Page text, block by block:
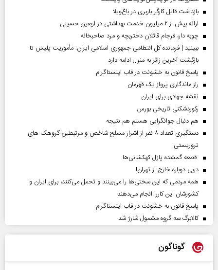
بازداشت قاتل کارگر باربری در باغ‌ویلا
ارائه بیش از ۲ میلیون خدمت بهداشتی در اربعین حسینی
چوبه دار، فرجام قاتلان دختربچه و مرد صاحبخانه
ببینید | فرمانده کل انتظامی جمهوری اسلامی ایران­: مأموریت پلیس تا
بازگشت آخرین زائر به منزل ادامه دارد
پاسخ قانون به خشونت در قاب اینستاگرام
راز ماندگاری پرواز یک قهرمان
نقشه جهادی برای ایران
رکوردشکنی تاریخی بورس
هم دنبال جوانگرایی هستم هم نتیجه
دستگیری تعداد ۸ نفر از اشرار مسلح شاخص و مرتبطین گروهک های
تروریستی
قطعه گمشده پازل کهکشانی‌ها
دربی دوباره خارج از تهران!
همه مردمی که این سختی‌ها را می‌بینند و تحمل می‌کنند، برای ایران و
کشورشان این کاررا انجام می‌دهند
پاسخ قانون به خشونت در قاب اینستاگرام
کالابرگ سه گروه مشمول شارژ شد
گوناگون